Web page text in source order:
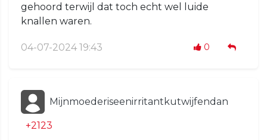
gehoord terwijl dat toch echt wel luide
knallen waren.
04-07-2024 19:43 0
Mijnmoederiseenirritantkutwijfendan
+2123